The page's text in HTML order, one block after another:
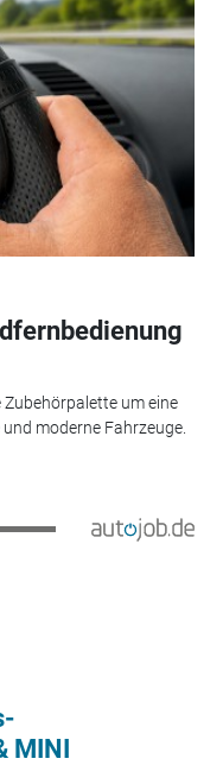
um eine
moderne Fahrzeuge.
MINI